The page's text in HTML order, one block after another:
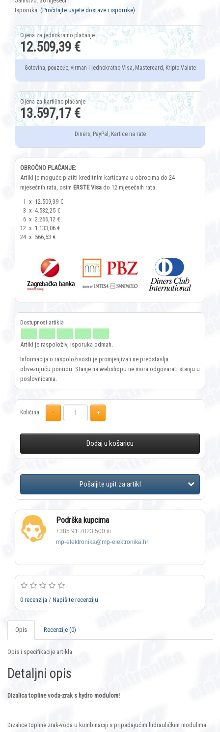
Isporuka: (Pročitajte uvjete dostave i isporuke)
12.509,39 €
Gotovina, pouzeće, virman i jednokratno Visa, Mastercard, Kripto Valute
13.597,17 €
Diners, PayPal, Kartice na rate
OBROČNO PLAĆANJE:
Artikl je moguće platiti kreditnim karticama u obrocima do 24
mjesečnih rata, osim ERSTE Visa do 12 mjesečnih rata.
1 x 12.509,39 €
3 x 4.532,25 €
6 x 2.266,12 €
12 x 1.133,06 €
24 x 566,53 €
Artikl je raspoloživ, isporuka odmah.
Informacija o raspoloživosti je promjenjiva i ne predstavlja
obvezujuću ponudu. Stanje na webshopu ne mora odgovarati stanju u
poslovnicama.
Količina:
Dodaj u košaricu
Podrška kupcima
+385 91 7823 500 ili
mp-elektronika@mp-elektronika.hr
0 recenzija / Napišite recenziju
Opis Recenzije (0)
Opis i specifikacije artikla
Detaljni opis
Dizalica topline voda-zrak s hydro modulom!
Dizalice topline zrak-voda u kombinaciji s pripadajućim hidrauličkim modulima